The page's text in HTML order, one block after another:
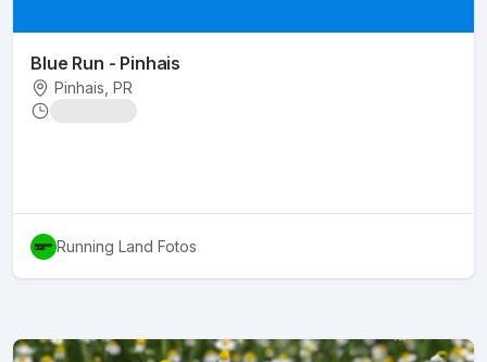
Blue Run - Pinhais
Pinhais , PR
Running Land Fotos